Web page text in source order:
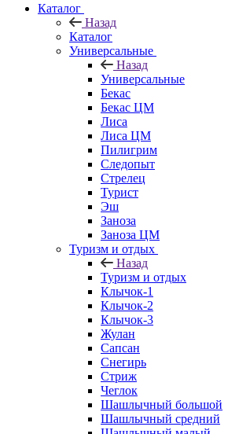
Каталог
Назад
Каталог
Универсальные
Назад
Универсальные
Бекас
Бекас ЦМ
Лиса
Лиса ЦМ
Пилигрим
Следопыт
Стрелец
Турист
Эш
Заноза
Заноза ЦМ
Туризм и отдых
Назад
Туризм и отдых
Клычок-1
Клычок-2
Клычок-3
Жулан
Сапсан
Снегирь
Стриж
Чеглок
Шашлычный большой
Шашлычный средний